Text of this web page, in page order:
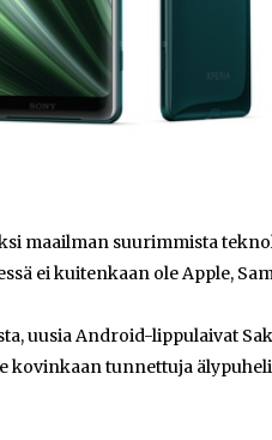
maailman suurimmista
ei kuitenkaan ole Apple,
uusia Android-lippulaivat
kovinkaan tunnettuja